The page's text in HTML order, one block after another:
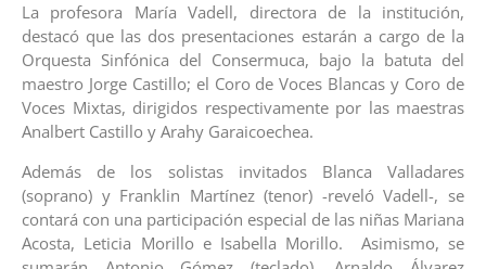
La profesora María Vadell, directora de la institución,
destacó que las dos presentaciones estarán a cargo de la
Orquesta Sinfónica del Consermuca, bajo la batuta del
maestro Jorge Castillo; el Coro de Voces Blancas y Coro de
Voces Mixtas, dirigidos respectivamente por las maestras
Analbert Castillo y Arahy Garaicoechea.
Además de los solistas invitados Blanca Valladares
(soprano) y Franklin Martínez (tenor) -reveló Vadell-, se
contará con una participación especial de las niñas Mariana
Acosta, Leticia Morillo e Isabella Morillo. Asimismo, se